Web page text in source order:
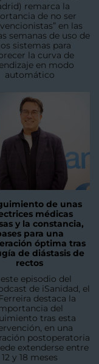
remarca la
de no ser
en las
semanas de uso de
sistemas para
la curva de
en modo
automático
de unas
médicas
y la constancia,
para una
óptima tras
de diástasis de
rectos
episodio del
de iSanidad, el
destaca la
del
tras esta
en una
postoperatoria
extenderse entre
12 y 18 meses